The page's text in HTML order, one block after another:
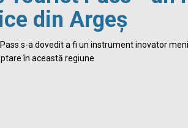
din Argeș
s-a dovedit a fi un instrument inovator
în această regiune